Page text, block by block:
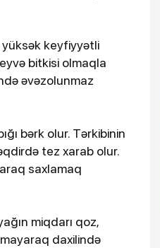
yüksək keyfiyyətli
bitkisi olmaqla
əvəzolunmaz
bərk olur. Tərkibinin
tez xarab olur.
saxlamaq
miqdarı qoz,
daxilində